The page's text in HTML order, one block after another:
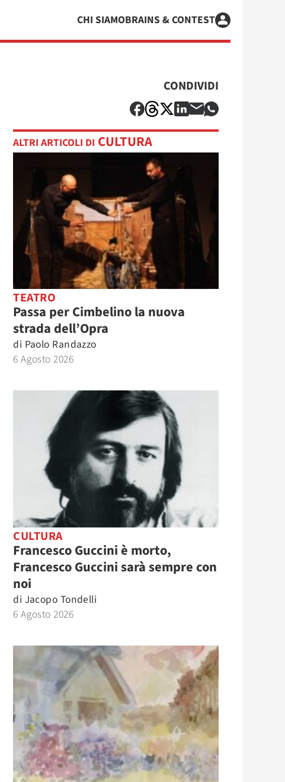
CHI SIAMOBRAINS & CONTEST
CONDIVIDI
ALTRI ARTICOLI DI CULTURA
TEATRO
Passa per Cimbelino la nuova
strada dell’Opra
di Paolo Randazzo
6 Agosto 2026
CULTURA
Francesco Guccini è morto,
Francesco Guccini sarà sempre con
noi
di Jacopo Tondelli
6 Agosto 2026